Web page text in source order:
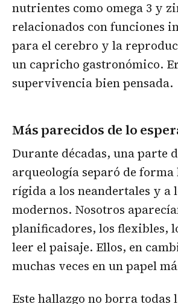
nutrientes como omega 3 y
relacionados con funciones
para el cerebro y la
un capricho gastronómico.
supervivencia bien pensada.
Más parecidos de lo
Durante décadas, una parte
arqueología separó de forma
rígida a los neandertales y a
modernos. Nosotros
planificadores, los flexibles,
leer el paisaje. Ellos, en
muchas veces en un papel
Este hallazgo no borra todas